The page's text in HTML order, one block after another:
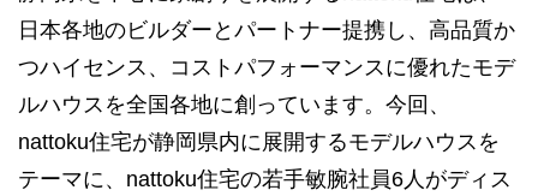
日本各地のビルダーとパートナー提携し、高品質か
つハイセンス、コストパフォーマンスに優れたモデ
ルハウスを全国各地に創っています。今回、
nattoku住宅が静岡県内に展開するモデルハウスを
テーマに、nattoku住宅の若手敏腕社員6人がディス